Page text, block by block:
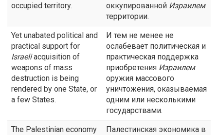
occupied territory.
оккупированной Израилем
территории.
Yet unabated political and
practical support for
Israeliacquisition of
weapons of mass
destruction is being
rendered by one State, or
a few States.
И тем не менее не
ослабевает политическая и
практическая поддержка
приобретения Израилем
оружия массового
уничтожения, оказываемая
одним или несколькими
государствами.
The Palestinian economy
Палестинская экономика в